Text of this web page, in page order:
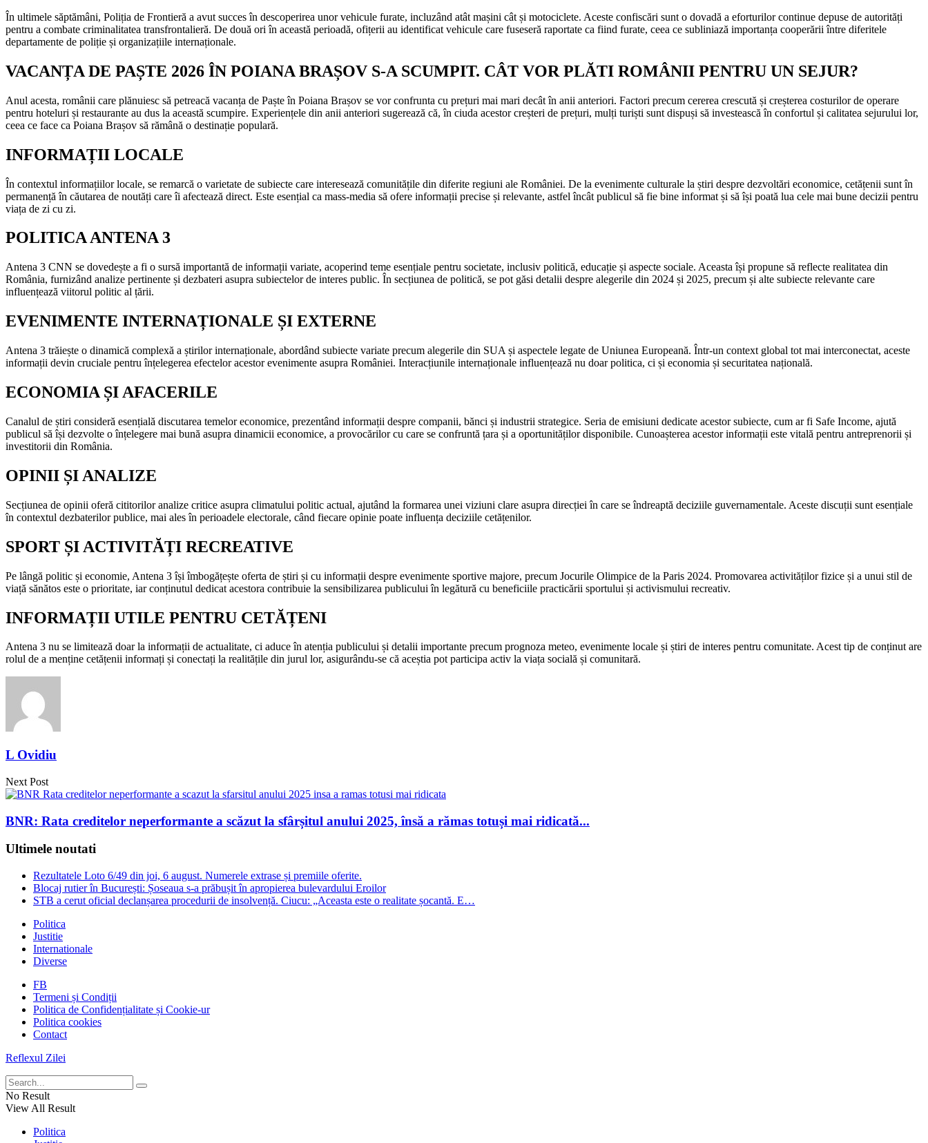
În ultimele săptămâni, Poliția de Frontieră a avut succes în descoperirea unor vehicule furate, incluzând atât mașini cât și motociclete. Aceste confiscări sunt o dovadă a eforturilor continue depuse de autorități
pentru a combate criminalitatea transfrontalieră. De două ori în această perioadă, ofițerii au identificat vehicule care fuseseră raportate ca fiind furate, ceea ce subliniază importanța cooperării între diferitele
departamente de poliție și organizațiile internaționale.
VACANȚA DE PAȘTE 2026 ÎN POIANA BRAȘOV S-A SCUMPIT. CÂT VOR PLĂTI ROMÂNII PENTRU UN SEJUR?
Anul acesta, românii care plănuiesc să petreacă vacanța de Paște în Poiana Brașov se vor confrunta cu prețuri mai mari decât în anii anteriori. Factori precum cererea crescută și creșterea costurilor de operare
pentru hoteluri și restaurante au dus la această scumpire. Experiențele din anii anteriori sugerează că, în ciuda acestor creșteri de prețuri, mulți turiști sunt dispuși să investească în confortul și calitatea sejurului lor,
ceea ce face ca Poiana Brașov să rămână o destinație populară.
INFORMAȚII LOCALE
În contextul informațiilor locale, se remarcă o varietate de subiecte care interesează comunitățile din diferite regiuni ale României. De la evenimente culturale la știri despre dezvoltări economice, cetățenii sunt în
permanență în căutarea de noutăți care îi afectează direct. Este esențial ca mass-media să ofere informații precise și relevante, astfel încât publicul să fie bine informat și să își poată lua cele mai bune decizii pentru
viața de zi cu zi.
POLITICA ANTENA 3
Antena 3 CNN se dovedește a fi o sursă importantă de informații variate, acoperind teme esențiale pentru societate, inclusiv politică, educație și aspecte sociale. Aceasta își propune să reflecte realitatea din
România, furnizând analize pertinente și dezbateri asupra subiectelor de interes public. În secțiunea de politică, se pot găsi detalii despre alegerile din 2024 și 2025, precum și alte subiecte relevante care
influențează viitorul politic al țării.
EVENIMENTE INTERNAȚIONALE ȘI EXTERNE
Antena 3 trăiește o dinamică complexă a știrilor internaționale, abordând subiecte variate precum alegerile din SUA și aspectele legate de Uniunea Europeană. Într-un context global tot mai interconectat, aceste
informații devin cruciale pentru înțelegerea efectelor acestor evenimente asupra României. Interacțiunile internaționale influențează nu doar politica, ci și economia și securitatea națională.
ECONOMIA ȘI AFACERILE
Canalul de știri consideră esențială discutarea temelor economice, prezentând informații despre companii, bănci și industrii strategice. Seria de emisiuni dedicate acestor subiecte, cum ar fi Safe Income, ajută
publicul să își dezvolte o înțelegere mai bună asupra dinamicii economice, a provocărilor cu care se confruntă țara și a oportunităților disponibile. Cunoașterea acestor informații este vitală pentru antreprenorii și
investitorii din România.
OPINII ȘI ANALIZE
Secțiunea de opinii oferă cititorilor analize critice asupra climatului politic actual, ajutând la formarea unei viziuni clare asupra direcției în care se îndreaptă deciziile guvernamentale. Aceste discuții sunt esențiale
în contextul dezbaterilor publice, mai ales în perioadele electorale, când fiecare opinie poate influența deciziile cetățenilor.
SPORT ȘI ACTIVITĂȚI RECREATIVE
Pe lângă politic și economie, Antena 3 își îmbogățește oferta de știri și cu informații despre evenimente sportive majore, precum Jocurile Olimpice de la Paris 2024. Promovarea activităților fizice și a unui stil de
viață sănătos este o prioritate, iar conținutul dedicat acestora contribuie la sensibilizarea publicului în legătură cu beneficiile practicării sportului și activismului recreativ.
INFORMAȚII UTILE PENTRU CETĂȚENI
Antena 3 nu se limitează doar la informații de actualitate, ci aduce în atenția publicului și detalii importante precum prognoza meteo, evenimente locale și știri de interes pentru comunitate. Acest tip de conținut are
rolul de a menține cetățenii informați și conectați la realitățile din jurul lor, asigurându-se că aceștia pot participa activ la viața socială și comunitară.
L Ovidiu
Next Post
BNR: Rata creditelor neperformante a scăzut la sfârșitul anului 2025, însă a rămas totuși mai ridicată...
Ultimele noutati
Rezultatele Loto 6/49 din joi, 6 august. Numerele extrase și premiile oferite.
Blocaj rutier în București: Șoseaua s-a prăbușit în apropierea bulevardului Eroilor
STB a cerut oficial declanșarea procedurii de insolvență. Ciucu: „Aceasta este o realitate șocantă. E…
Politica
Justitie
Internationale
Diverse
FB
Termeni și Condiții
Politica de Confidențialitate și Cookie-ur
Politica cookies
Contact
Reflexul Zilei
No Result
View All Result
Politica